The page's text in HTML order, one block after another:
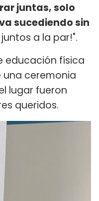
juntas, solo
sucediendo sin
juntos a la par!".
educación física
ceremonia
lugar fueron
queridos.